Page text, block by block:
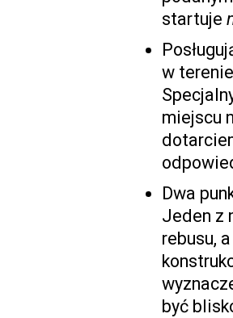
startuje
w
miejscu
Dwa
Jeden z
rebusu,
być